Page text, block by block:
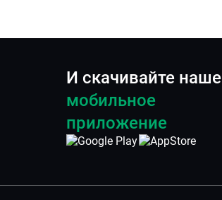
И скачивайте наше
мобильное
приложение